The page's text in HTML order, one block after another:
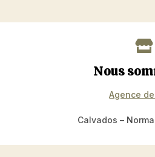

Nous
Agence
Calvados –